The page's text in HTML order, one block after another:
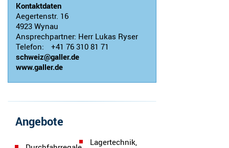
Kontaktdaten
Aegertenstr. 16
4923 Wynau
Ansprechpartner: Herr Lukas Ryser
Telefon:
+41 76 310 81 71
schweiz@galler.de
www.galler.de
Angebote
Lagertechnik,